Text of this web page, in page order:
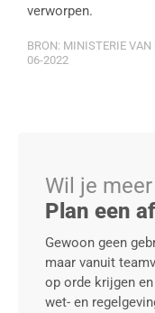
verworpen.
BRON: MINISTERIE
06-2022
Wil je
Plan een
Gewoon geen
maar vanuit
op orde krijgen
wet- en